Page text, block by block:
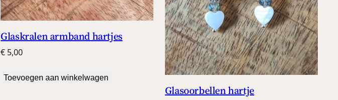
Glaskralen armband hartjes
€ 5,00
Toevoegen aan winkelwagen
Glasoorbellen hartje